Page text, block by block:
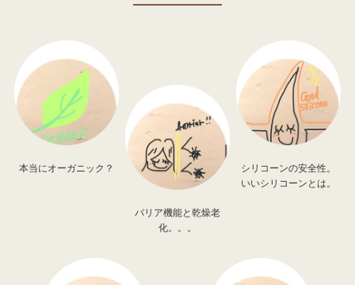
本当にオーガニック？
バリア機能と乾燥老
化。。。
シリコーンの安全性。
いいシリコーンとは。